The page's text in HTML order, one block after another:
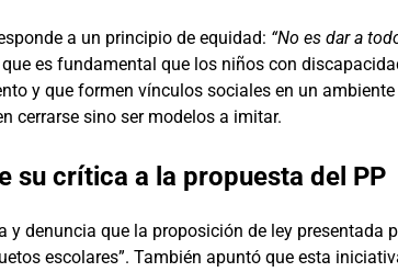
a un principio de equidad: “No es dar a
es fundamental que los niños con
y que formen vínculos sociales en un ambiente
cerrarse sino ser modelos a imitar.
su crítica a la propuesta del PP
y denuncia que la proposición de ley presentada
escolares”. También apuntó que esta